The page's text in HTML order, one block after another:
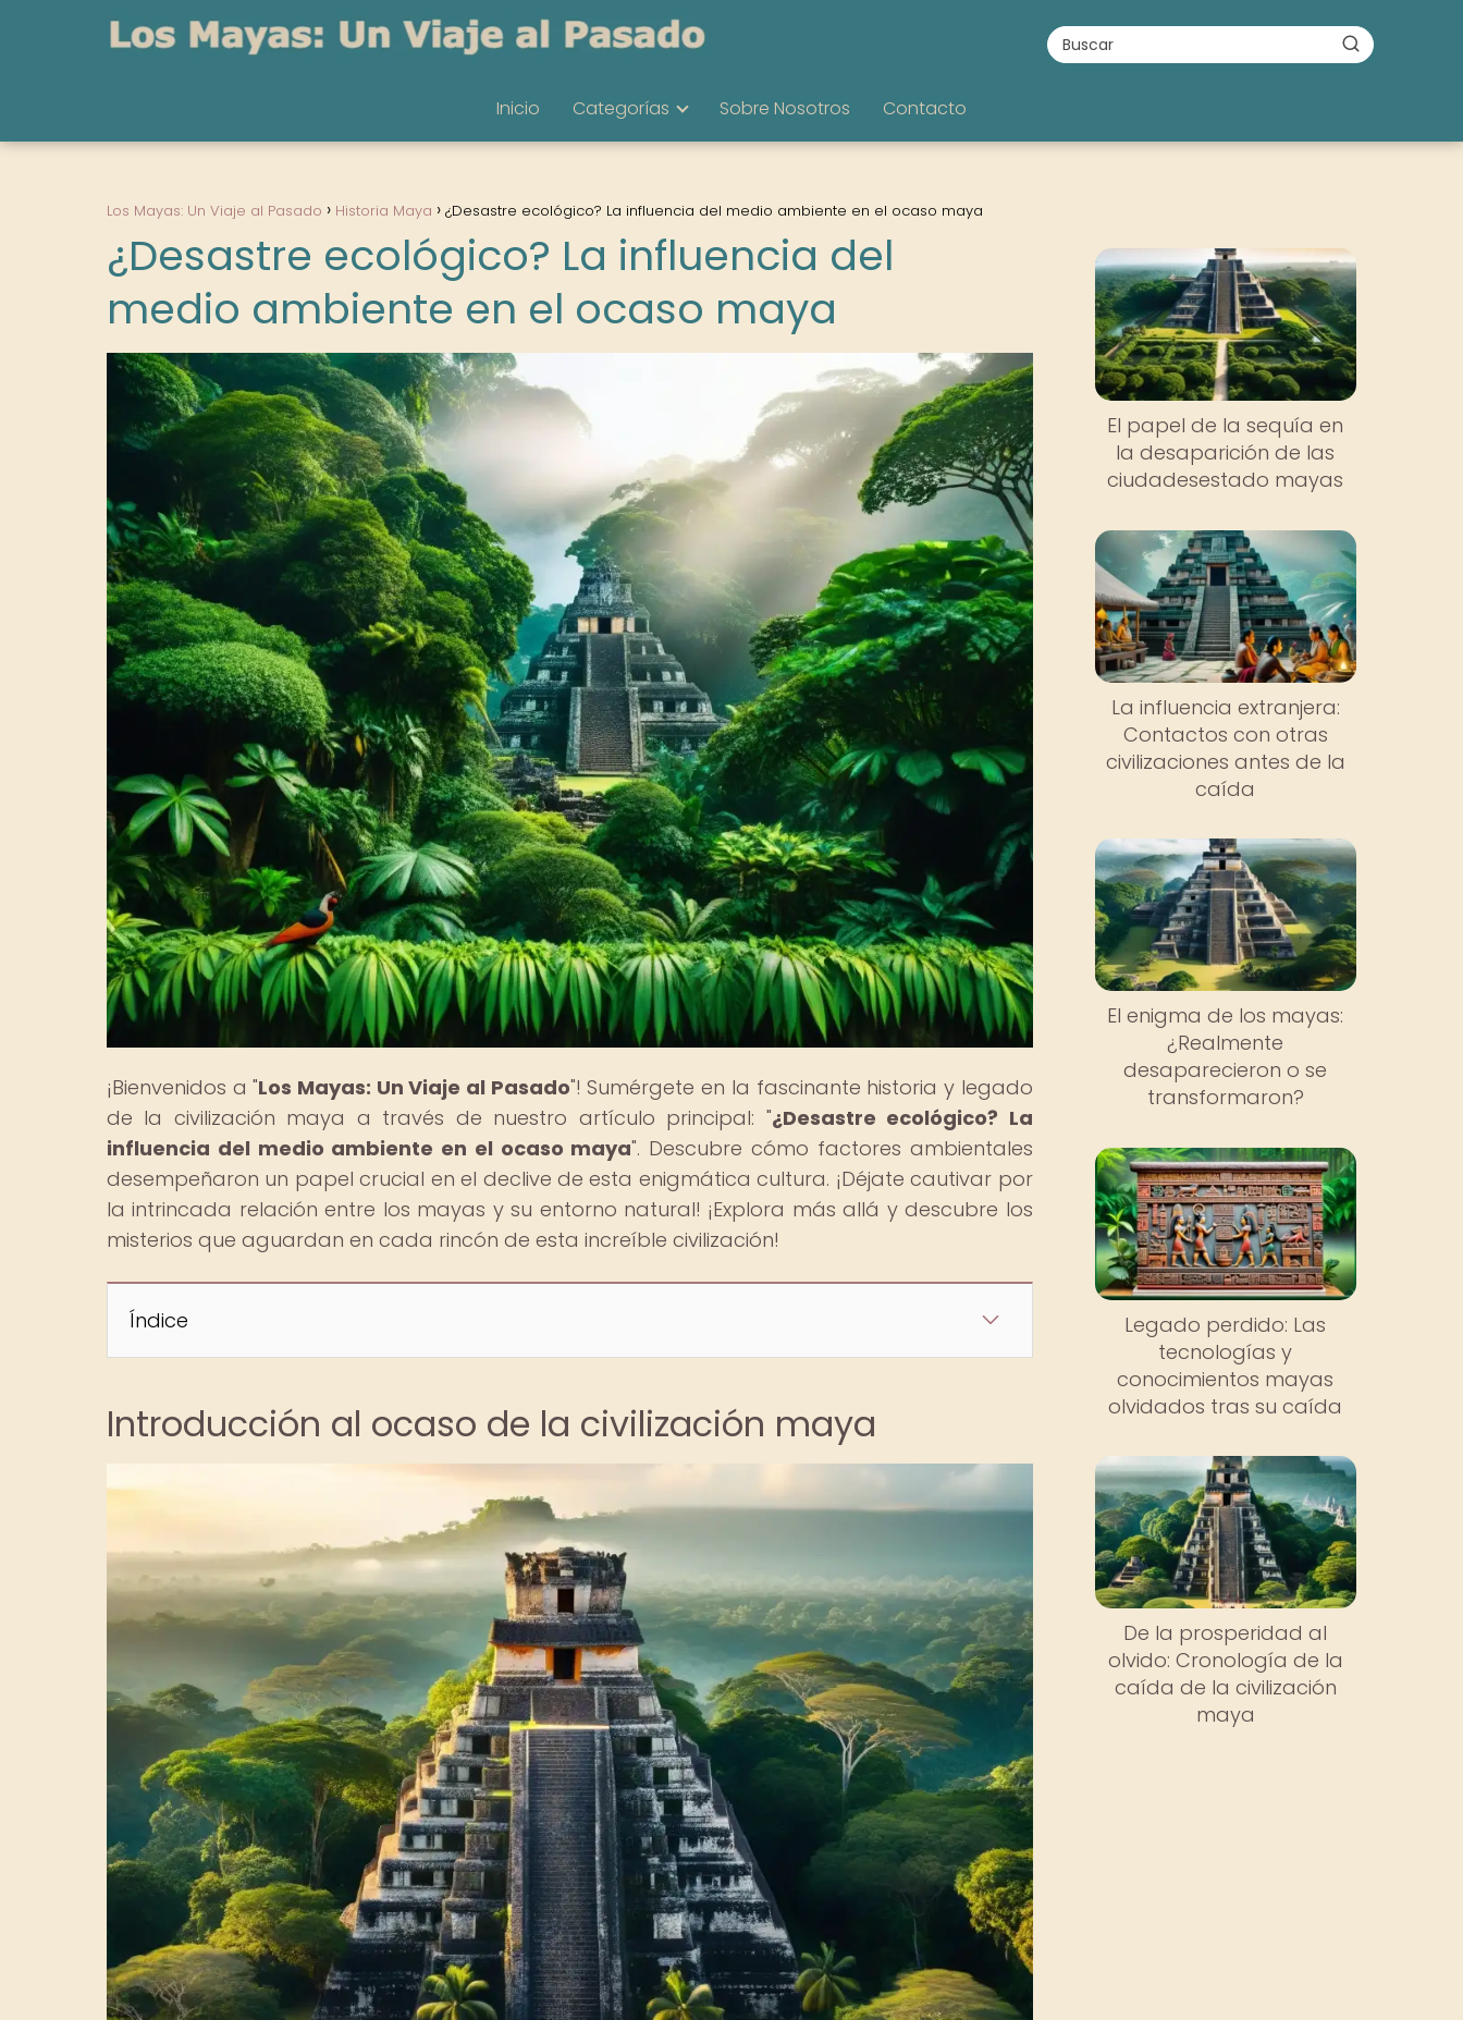
Inicio Categorías Sobre Nosotros Contacto
Los Mayas: Un Viaje al Pasado Historia Maya ¿Desastre ecológico? La influencia del medio ambiente en el ocaso maya
¿Desastre ecológico? La influencia del
medio ambiente en el ocaso maya
¡Bienvenidos a "Los Mayas: Un Viaje al Pasado"! Sumérgete en la fascinante historia y legado
de la civilización maya a través de nuestro artículo principal: "¿Desastre ecológico? La
influencia del medio ambiente en el ocaso maya". Descubre cómo factores ambientales
desempeñaron un papel crucial en el declive de esta enigmática cultura. ¡Déjate cautivar por
la intrincada relación entre los mayas y su entorno natural! ¡Explora más allá y descubre los
misterios que aguardan en cada rincón de esta increíble civilización!
Índice
Introducción al ocaso de la civilización maya
El papel de la sequía en
la desaparición de las
ciudadesestado mayas
La influencia extranjera:
Contactos con otras
civilizaciones antes de la
caída
El enigma de los mayas:
¿Realmente
desaparecieron o se
transformaron?
Legado perdido: Las
tecnologías y
conocimientos mayas
olvidados tras su caída
De la prosperidad al
olvido: Cronología de la
caída de la civilización
maya